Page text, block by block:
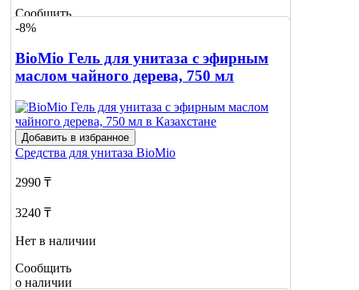
Сообщить
о наличии
-8%
BioMio Гель для унитаза с эфирным
маслом чайного дерева, 750 мл
Добавить в избранное
Средства для унитаза BioMio
2990 ₸
3240 ₸
Нет в наличии
Сообщить
о наличии